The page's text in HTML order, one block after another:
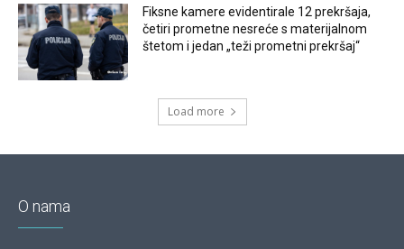
Fiksne kamere evidentirale 12 prekršaja,
četiri prometne nesreće s materijalnom
štetom i jedan „teži prometni prekršaj“
Load more
O nama